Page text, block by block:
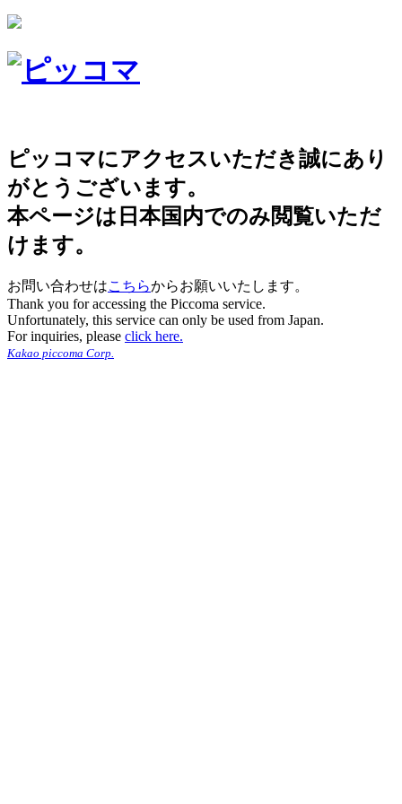
ピッコマにアクセスいただき誠にあり
がとうございます。
本ページは日本国内でのみ閲覧いただ
けます。
お問い合わせはこちらからお願いいたします。
Thank you for accessing the Piccoma service.
Unfortunately, this service can only be used from Japan.
For inquiries, please click here.
Kakao piccoma Corp.